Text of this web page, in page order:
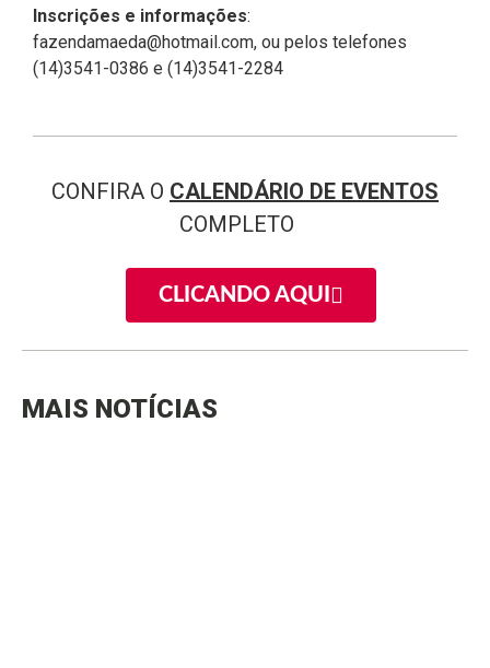
Inscrições e informações:
fazendamaeda@hotmail.com, ou pelos telefones
(14)3541-0386 e (14)3541-2284
CONFIRA O CALENDÁRIO DE EVENTOS
COMPLETO
CLICANDO AQUI
MAIS NOTÍCIAS